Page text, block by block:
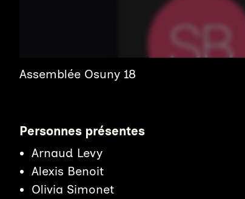
Assemblée Osuny 18
Personnes présentes
Arnaud Levy
Alexis Benoit
Olivia Simonet